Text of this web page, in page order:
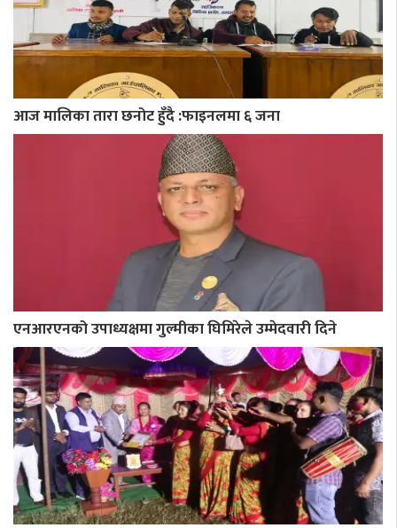
आज मालिका तारा छनोट हुँदै :फाइनलमा ६ जना
एनआरएनको उपाध्यक्षमा गुल्मीका घिमिरेले उम्मेदवारी दिने